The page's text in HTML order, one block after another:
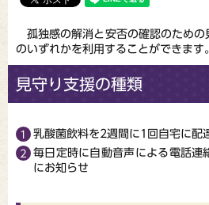
孤独感の解消と安否の確認のための
のいずれかを利用することができます。
見守り支援の種類
乳酸菌飲料を2週間に1回自宅に配
毎日定時に自動音声による電話連
にお知らせ